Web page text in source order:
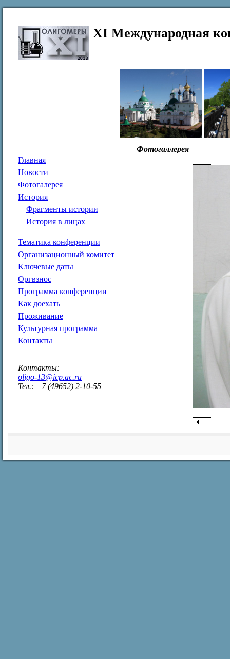
XI Международная
Главная
Новости
Фотогалерея
История
Фрагменты истории
История в лицах
Тематика конференции
Организационный комитет
Ключевые даты
Оргвзнос
Программа конференции
Как доехать
Проживание
Культурная программа
Контакты
Контакты:
oligo-13@icp.ac.ru
Тел.: +7 (49652) 2-10-55
Фотогаллерея